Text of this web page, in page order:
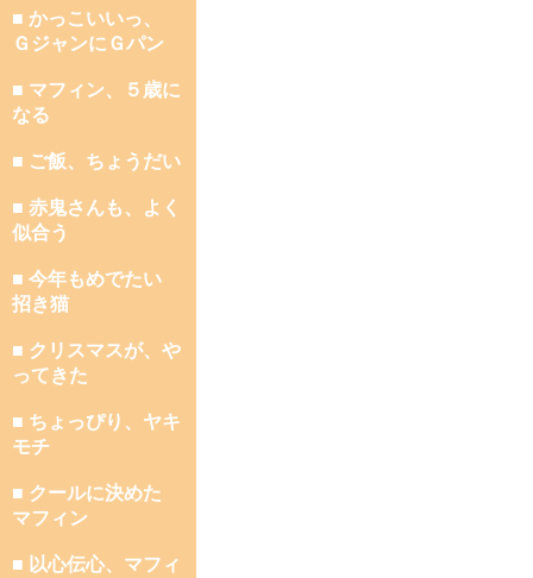
■ かっこいいっ、
ＧジャンにＧパン
■ マフィン、５歳に
なる
■ ご飯、ちょうだい
■ 赤鬼さんも、よく
似合う
■ 今年もめでたい
招き猫
■ クリスマスが、や
ってきた
■ ちょっぴり、ヤキ
モチ
■ クールに決めた
マフィン
■ 以心伝心、マフィ